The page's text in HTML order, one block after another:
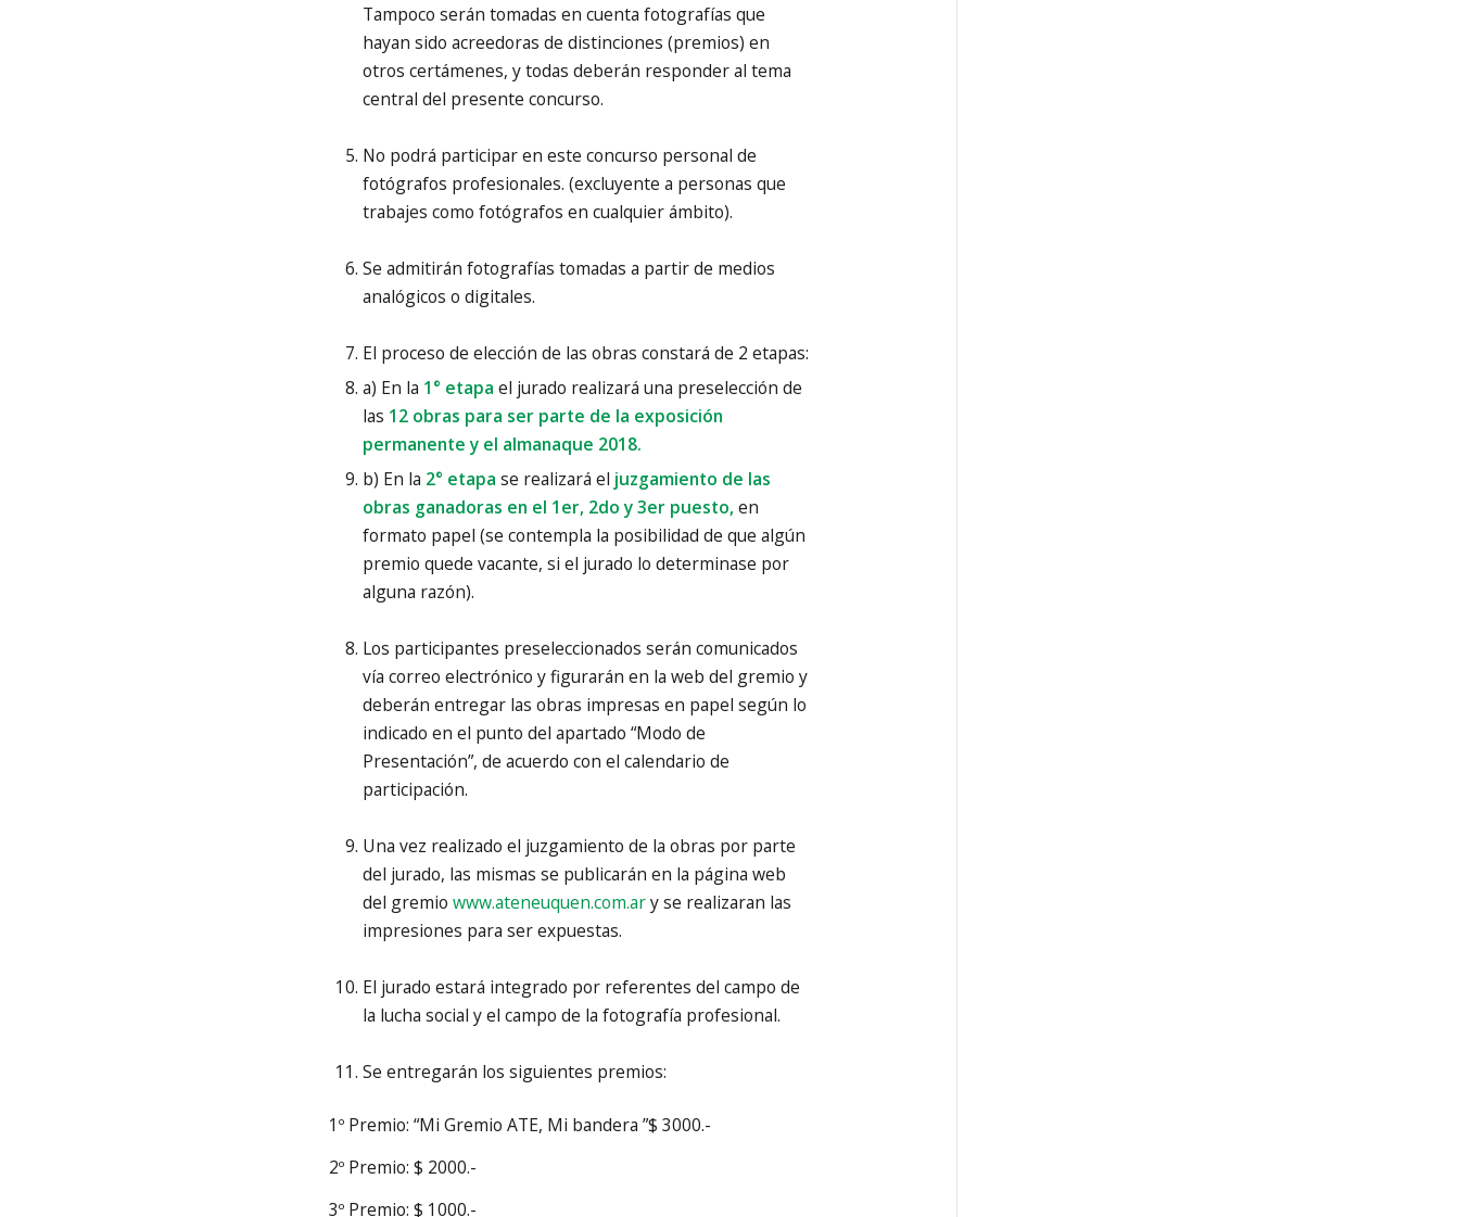
Tampoco serán tomadas en cuenta fotografías que
hayan sido acreedoras de distinciones (premios) en
otros certámenes, y todas deberán responder al tema
central del presente concurso.
No podrá participar en este concurso personal de
fotógrafos profesionales. (excluyente a personas que
trabajes como fotógrafos en cualquier ámbito).
Se admitirán fotografías tomadas a partir de medios
analógicos o digitales.
El proceso de elección de las obras constará de 2 etapas:
a) En la 1° etapa el jurado realizará una preselección de
las 12 obras para ser parte de la exposición
permanente y el almanaque 2018.
b) En la 2° etapa se realizará el juzgamiento de las
obras ganadoras en el 1er, 2do y 3er puesto, en
formato papel (se contempla la posibilidad de que algún
premio quede vacante, si el jurado lo determinase por
alguna razón).
Los participantes preseleccionados serán comunicados
vía correo electrónico y figurarán en la web del gremio y
deberán entregar las obras impresas en papel según lo
indicado en el punto del apartado “Modo de
Presentación”, de acuerdo con el calendario de
participación.
Una vez realizado el juzgamiento de la obras por parte
del jurado, las mismas se publicarán en la página web
del gremio www.ateneuquen.com.ary se realizaran las
impresiones para ser expuestas.
El jurado estará integrado por referentes del campo de
la lucha social y el campo de la fotografía profesional.
Se entregarán los siguientes premios:
1º Premio: “Mi Gremio ATE, Mi bandera ”$ 3000.-
2º Premio: $ 2000.-
3º Premio: $ 1000.-